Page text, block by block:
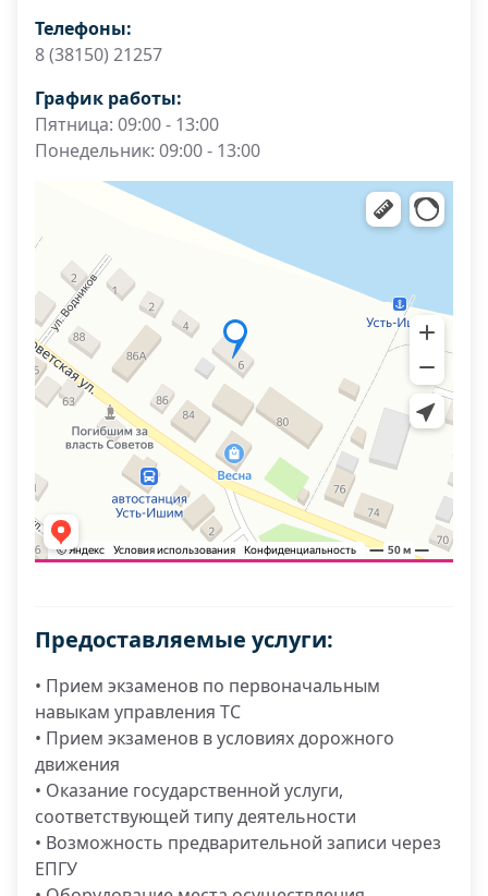
Телефоны:
8 (38150) 21257
График работы:
Пятница: 09:00 - 13:00
Понедельник: 09:00 - 13:00
Предоставляемые услуги:
• Прием экзаменов по первоначальным
навыкам управления ТС
• Прием экзаменов в условиях дорожного
движения
• Оказание государственной услуги,
соответствующей типу деятельности
• Возможность предварительной записи через
ЕПГУ